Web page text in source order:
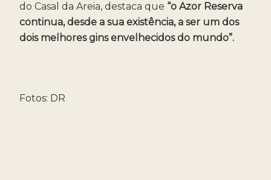
do Casal da Areia, destaca que “o Azor Reserva
continua, desde a sua existência, a ser um dos
dois melhores gins envelhecidos do mundo”.
Fotos: DR